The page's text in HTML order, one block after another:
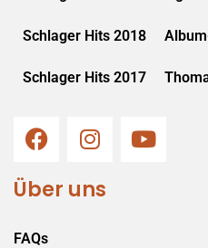
Schlager Hits 2018
Schlager Hits 2017
Über uns
FAQs